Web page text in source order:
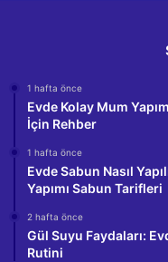
1 hafta önce
Evde Kolay Mum
İçin Rehber
1 hafta önce
Evde Sabun Nasıl
Yapımı Sabun Tarifleri
2 hafta önce
Gül Suyu Faydaları:
Rutini